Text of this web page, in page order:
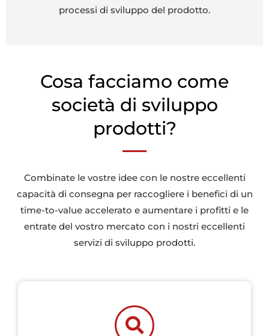
processi di sviluppo del prodotto.
Cosa facciamo come
società di sviluppo
prodotti?
Combinate le vostre idee con le nostre eccellenti
capacità di consegna per raccogliere i benefici di un
time-to-value accelerato e aumentare i profitti e le
entrate del vostro mercato con i nostri eccellenti
servizi di sviluppo prodotti.